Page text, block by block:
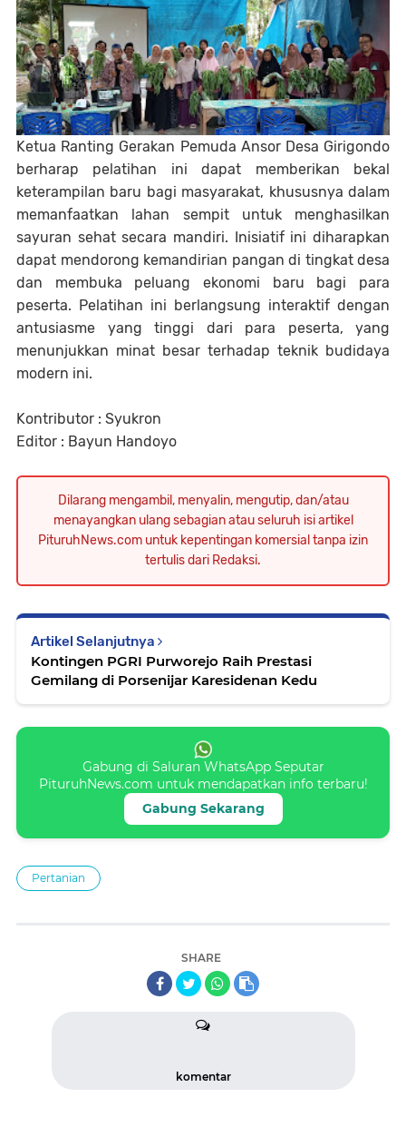
Ketua Ranting Gerakan Pemuda Ansor Desa Girigondo
berharap pelatihan ini dapat memberikan bekal
keterampilan baru bagi masyarakat, khususnya dalam
memanfaatkan lahan sempit untuk menghasilkan
sayuran sehat secara mandiri. Inisiatif ini diharapkan
dapat mendorong kemandirian pangan di tingkat desa
dan membuka peluang ekonomi baru bagi para
peserta. Pelatihan ini berlangsung interaktif dengan
antusiasme yang tinggi dari para peserta, yang
menunjukkan minat besar terhadap teknik budidaya
modern ini.
Kontributor : Syukron
Editor : Bayun Handoyo
Dilarang mengambil, menyalin, mengutip, dan/atau
menayangkan ulang sebagian atau seluruh isi artikel
PituruhNews.com untuk kepentingan komersial tanpa izin
tertulis dari Redaksi.
Artikel Selanjutnya
Kontingen PGRI Purworejo Raih Prestasi
Gemilang di Porsenijar Karesidenan Kedu
Gabung di Saluran WhatsApp Seputar
PituruhNews.com untuk mendapatkan info terbaru!
Gabung Sekarang
Pertanian
SHARE
komentar